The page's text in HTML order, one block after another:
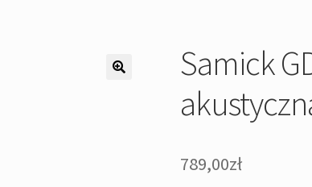
Samick
789,00zł